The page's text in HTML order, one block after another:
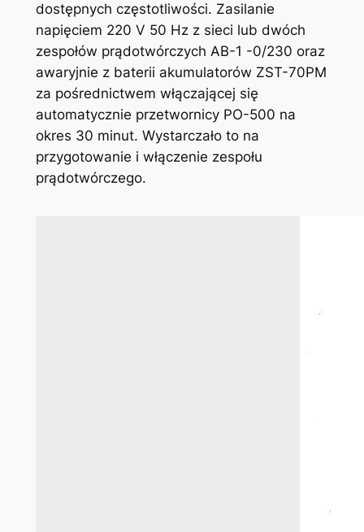
dostępnych częstotliwości. Zasilanie
napięciem 220 V 50 Hz z sieci lub dwóch
zespołów prądotwórczych AB-1 -0/230 oraz
awaryjnie z baterii akumulatorów ZST-70PM
za pośrednictwem włączającej się
automatycznie przetwornicy PO-500 na
okres 30 minut. Wystarczało to na
przygotowanie i włączenie zespołu
prądotwórczego.